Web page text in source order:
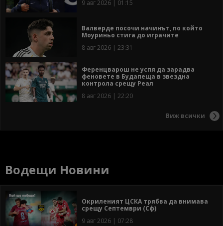
9 авг 2026 | 01:15
Валверде посочи начинът, по който
Моуриньо стига до играчите
8 авг 2026 | 23:31
Ференцварош не успя да зарадва
феновете в Будапеща в звездна
контрола срещу Реал
8 авг 2026 | 22:20
Виж всички
Водещи Новини
Окриленият ЦСКА трябва да внимава
срещу Септември (Сф)
9 авг 2026 | 07:28